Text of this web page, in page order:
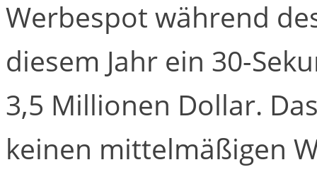
Werbespot während
diesem Jahr ein 30-
3,5 Millionen Dollar.
keinen mittelmäßigen